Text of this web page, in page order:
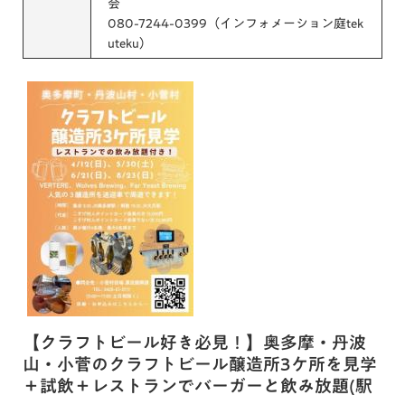
会
080-7244-0399（インフォメーション庭tek
uteku）
【クラフトビール好き必見！】奥多摩・丹波
山・小菅のクラフトビール醸造所3ケ所を見学
＋試飲＋レストランでバーガーと飲み放題(駅